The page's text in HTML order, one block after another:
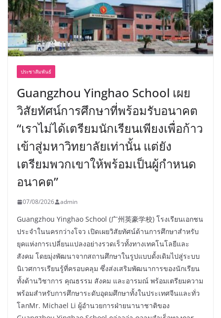
ประชาสัมพันธ์
Guangzhou Yinghao School เผย
วิสัยทัศน์การศึกษาที่พร้อมรับอนาคต
“เราไม่ได้เตรียมนักเรียนเพียงเพื่อก้าว
เข้าสู่มหาวิทยาลัยเท่านั้น แต่ยัง
เตรียมพวกเขาให้พร้อมเป็นผู้กำหนด
อนาคต”
07/08/2026 admin
Guangzhou Yinghao School (广州英豪学校) โรงเรียนเอกชน
ประจำในนครกว่างโจว เปิดเผยวิสัยทัศน์ด้านการศึกษาสำหรับ
ยุคแห่งการเปลี่ยนแปลงอย่างรวดเร็วทั้งทางเทคโนโลยีและ
สังคม โดยมุ่งพัฒนาจากสถานศึกษาในรูปแบบดั้งเดิมไปสู่ระบบ
นิเวศการเรียนรู้ที่ครอบคลุม ซึ่งส่งเสริมพัฒนาการของนักเรียน
ทั้งด้านวิชาการ คุณธรรม สังคม และอารมณ์ พร้อมเตรียมความ
พร้อมสำหรับการศึกษาระดับอุดมศึกษาทั้งในประเทศจีนและทั่ว
โลกMr. Michael Li ผู้อำนวยการฝ่ายนานาชาติของ